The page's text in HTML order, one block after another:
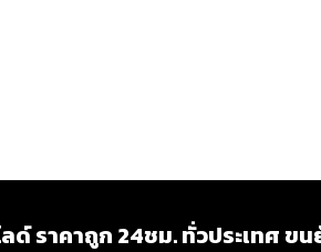
ด์ ราคาถูก 24ชม. ทั่วประเทศ